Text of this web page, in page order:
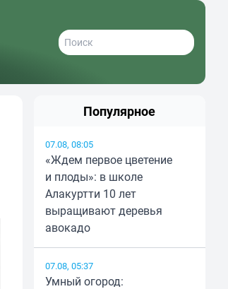
Популярное
07.08, 08:05
«Ждем первое цветение
и плоды»: в школе
Алакуртти 10 лет
выращивают деревья
авокадо
07.08, 05:37
Умный огород: